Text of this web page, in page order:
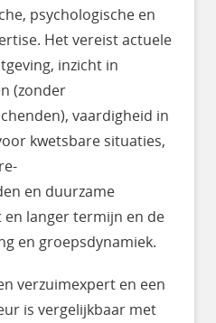
psychologische en
Het vereist actuele
inzicht in
(zonder
vaardigheid in
kwetsbare situaties,
en duurzame
langer termijn en de
en groepsdynamiek.
verzuimexpert en een
is vergelijkbaar met